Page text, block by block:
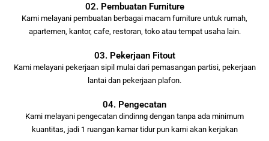
02. Pembuatan Furniture
Kami melayani pembuatan berbagai macam furniture untuk rumah,
apartemen, kantor, cafe, restoran, toko atau tempat usaha lain.
03. Pekerjaan Fitout
Kami melayani pekerjaan sipil mulai dari pemasangan partisi, pekerjaan
lantai dan pekerjaan plafon.
04. Pengecatan
Kami melayani pengecatan dindinng dengan tanpa ada minimum
kuantitas, jadi 1 ruangan kamar tidur pun kami akan kerjakan